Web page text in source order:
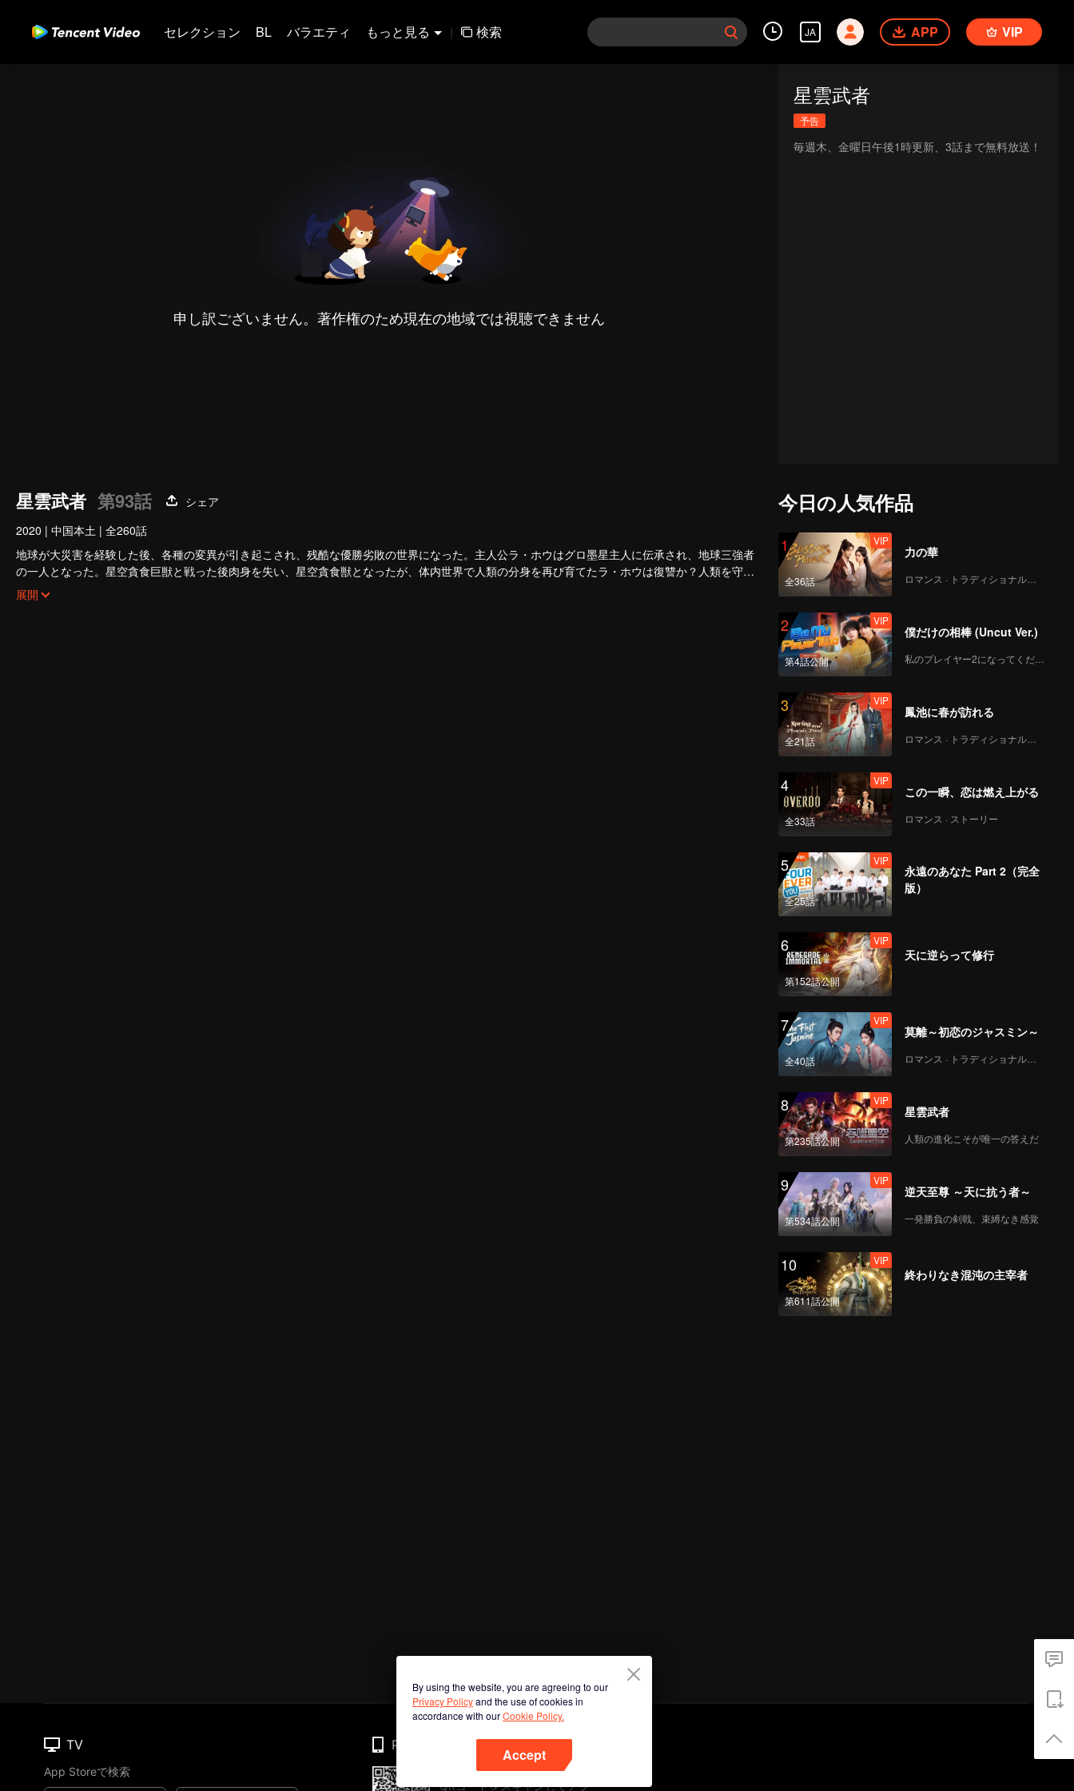
セレクション BL バラエティ もっと見る | 検索 JA APP VIP
申し訳ございません。著作権のため現在の地域では視聴できません
星雲武者
予告
毎週木、金曜日午後1時更新、3話まで無料放送！
星雲武者 第93話
シェア
2020 | 中国本土 | 全260話
地球が大災害を経験した後、各種の変異が引き起こされ、残酷な優勝劣敗の世界になった。主人公ラ・ホウはグロ墨星主人に伝承され、地球三強者
の一人となった。星空貪食巨獣と戦った後肉身を失い、星空貪食獣となったが、体内世界で人類の分身を再び育てたラ・ホウは復讐か？人類を守る
か？
展開
今日の人気作品
1
全36話
VIP
力の華
ロマンス · トラディショナル・コスチューム
2
第4話公開
VIP
僕だけの相棒 (Uncut Ver.)
私のプレイヤー2になってください
3
全21話
VIP
鳳池に春が訪れる
ロマンス · トラディショナル・コスチューム
4
全33話
VIP
この一瞬、恋は燃え上がる
ロマンス · ストーリー
5
全25話
VIP
永遠のあなた Part 2（完全
版）
6
第152話公開
VIP
天に逆らって修行
7
全40話
VIP
莫離～初恋のジャスミン～
ロマンス · トラディショナル・コスチューム
8
第235話公開
VIP
星雲武者
人類の進化こそが唯一の答えだ
9
第534話公開
VIP
逆天至尊 ～天に抗う者～
一発勝負の剣戟、束縛なき感覚
10
第611話公開
VIP
終わりなき混沌の主宰者
By using the website, you are agreeing to our
Privacy Policyand the use of cookies in
accordance with ourCookie Policy.
Accept
TV
App Storeで検索
Phone
QRコードをスキャンしてアプ